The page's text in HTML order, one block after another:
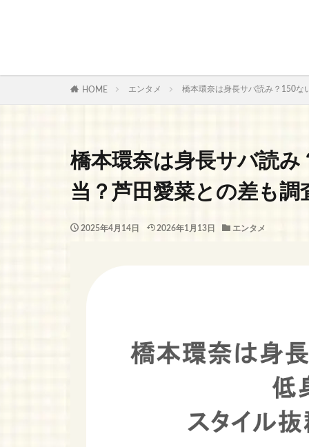
HOME エンタメ 橋本環奈は身長サバ読み？150な
橋本環奈は身長サバ読
当？芦田愛菜との差も調
2025年4月14日 2026年1月13日 エンタメ